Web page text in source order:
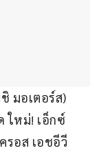
มอเตอร์ส)
ใหม่! เอ็กซ์
รอส เอชอีวี